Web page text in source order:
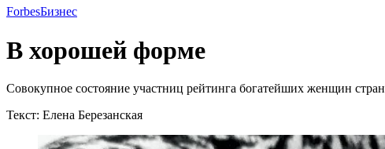
ForbesБизнес
В хорошей форме
Совокупное состояние участниц рейтинга богатейших женщин
Текст: Елена Березанская